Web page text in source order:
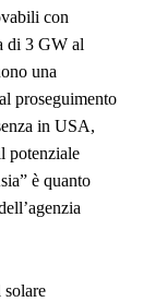
con
di 3 GW al
una
proseguimento
in USA,
potenziale
è quanto